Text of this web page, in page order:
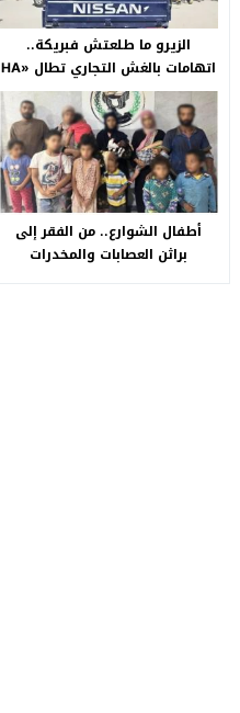
الزيرو ما طلعتش فبريكة..
اتهامات بالغش التجاري تطال «HA
Auto التجمع».. شكوى شراء
سيارة بـ3 ملايين جنيه تفجّر الأزمة
أطفال الشوارع.. من الفقر إلى
براثن العصابات والمخدرات